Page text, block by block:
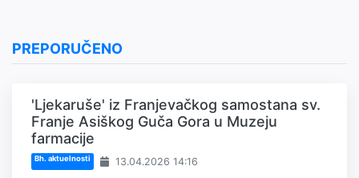
PREPORUČENO
'Ljekaruše' iz Franjevačkog samostana sv.
Franje Asiškog Guča Gora u Muzeju
farmacije
Bh. aktuelnosti 13.04.2026 14:16